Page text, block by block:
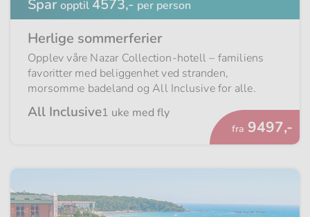
Sparopptil 4573,- per person
Herlige sommerferier
Opplev våre Nazar Collection-hotell – familiens
favoritter med beliggenhet ved stranden,
morsomme badeland og All Inclusive for alle.
All Inclusive1 uke med fly
fra Fra
9497,-